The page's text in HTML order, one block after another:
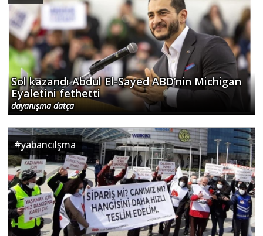
Sol kazandı Abdul El-Sayed ABD’nin Michigan
Eyaletini fethetti
dayanışma datça
#yabancılşma